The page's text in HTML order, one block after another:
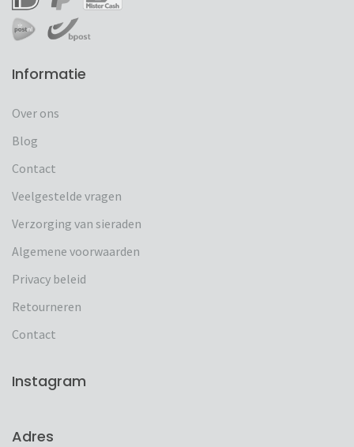
Informatie
Over ons
Blog
Contact
Veelgestelde vragen
Verzorging van sieraden
Algemene voorwaarden
Privacy beleid
Retourneren
Contact
Instagram
Adres